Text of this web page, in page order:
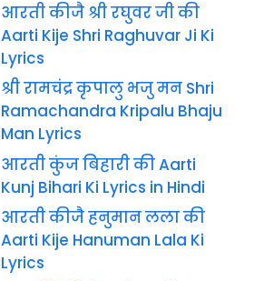
आरती कीजै श्री रघुवर जी की
Aarti Kije Shri Raghuvar Ji Ki
Lyrics
श्री रामचंद्र कृपालु भजु मन Shri
Ramachandra Kripalu Bhaju
Man Lyrics
आरती कुंज बिहारी की Aarti
Kunj Bihari Ki Lyrics in Hindi
आरती कीजै हनुमान लला की
Aarti Kije Hanuman Lala Ki
Lyrics